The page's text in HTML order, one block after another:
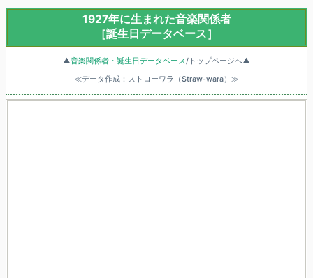
1927年に生まれた音楽関係者
［誕生日データベース］
▲音楽関係者・誕生日データベース/トップページへ▲
≪データ作成：ストローワラ（Straw-wara）≫